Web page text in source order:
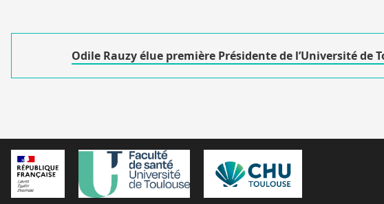
Odile Rauzy élue première Présidente de l’Université